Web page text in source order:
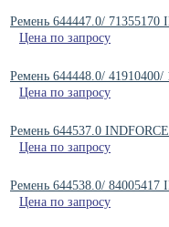
Ремень 644447.0/ 71355170
Цена по запросу
Ремень 644448.0/
Цена по запросу
Ремень 644537.0 INDFORCE
Цена по запросу
Ремень 644538.0/ 84005417
Цена по запросу